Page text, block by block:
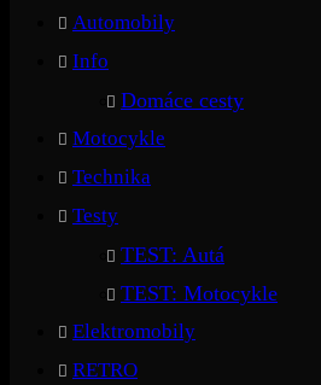
Automobily
Info
Domáce cesty
Motocykle
Technika
Testy
TEST: Autá
TEST: Motocykle
Elektromobily
RETRO